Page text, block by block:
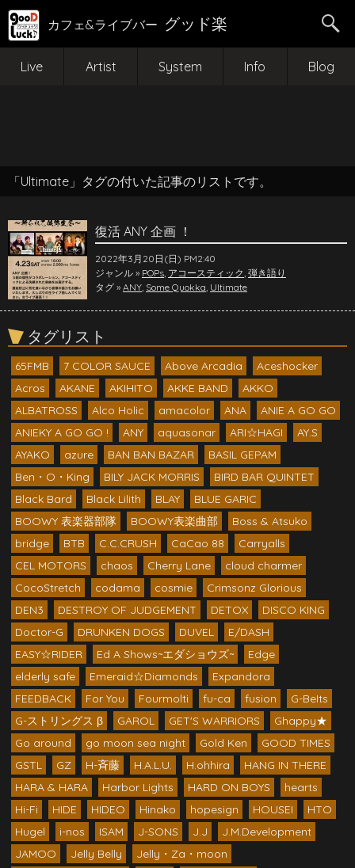
カフェ&ライブバー グッド楽
Live Artist System Info Blog
「Ultimate」タグの付いた記事のリストです。
復活 ANY 企画 ！
2022年3月20日(日) PM2:40
ジャンル » POPs, アコースティック, 弾き語り
タグ » ANY, Some Quokka, Ultimate
タグリスト
65FMB 7 COLOR SAUCE Above Arcadia
Aceshocker
Acros
AKANE AKIHITO AKKE BAND
AKKO
ALBATROSS
Alco Holic amacolor ANA
ANIE A GO GO
ANIEKY A GO GO !
ANY aquasonar ARI☆HAGI
AY.S
AYAKO
azure BAN BAN BAZAR
BASIL GEPAM
Ben・O・King
BILY JACK MORRIS
BIRD BAR QUINTET
Black Bard
Black Lilith BLAY
BLUE GARIC
BOOWY 表楽器部隊
BOOWY表楽曲部
Boss & Atsuko
bridge
BTB C.C.CRUSH CaCao 88
Carryalls
CEL MOTORS
chaos Cherry Lane
cloud charmer
CocoStretch
codama cosmie
Crimsonz Glorious
DEN3
DESTROY OF JUDGEMENT DETOX
DISCO KING
Doctor-G
DRUNKEN DOGS DUVEL
E/DASH
EASY☆RIDER
Ed A Shows~エダショウズ~
Edge
elderly safe
Emeraid☆Diamonds
Expandora
FEEDBACK
For You Fourmolti fu-ca fusion
G-BeIts
G-ストリングス β
GAROL GET'S WARRIORS
Ghappy★
Go around
go moon sea night Gold Ken
GOOD TIMES
GSTL
GZ H-斉藤 H.A.L.U. H.ohhira
HANG IN THERE
HARA & HARA
Harbor Lights HARD ON BOYS
hearts
Hi-Fi
HIDE HIDEO Hinako hopesign HOUSEI
HTO
Hugel
i-nos ISAM J-SONS J.J
J.M.Development
JAMOO
Jelly Belly
Jelly・Za・moon